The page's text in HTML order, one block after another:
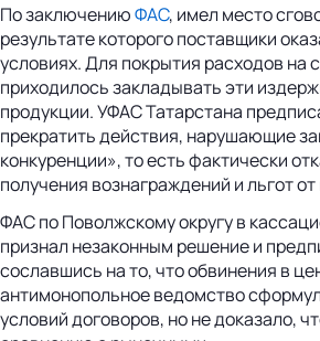
По заключениюФАС, имел место
результате которого поставщики
условиях. Для покрытия расходов на
приходилось закладывать эти
продукции. УФАС Татарстана
прекратить действия, нарушающие
конкуренции», то есть фактически
получения вознаграждений и льгот
ФАС по Поволжскому округу в
признал незаконным решение и
сославшись на то, что обвинения в
антимонопольное ведомство
условий договоров, но не доказало,